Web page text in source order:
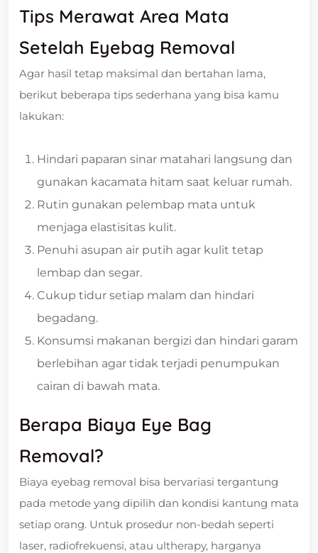
Tips Merawat Area Mata
Setelah Eyebag Removal
Agar hasil tetap maksimal dan bertahan lama,
berikut beberapa tips sederhana yang bisa kamu
lakukan:
Hindari paparan sinar matahari langsung dan
gunakan kacamata hitam saat keluar rumah.
Rutin gunakan pelembap mata untuk
menjaga elastisitas kulit.
Penuhi asupan air putih agar kulit tetap
lembap dan segar.
Cukup tidur setiap malam dan hindari
begadang.
Konsumsi makanan bergizi dan hindari garam
berlebihan agar tidak terjadi penumpukan
cairan di bawah mata.
Berapa Biaya Eye Bag
Removal?
Biaya eyebag removal bisa bervariasi tergantung
pada metode yang dipilih dan kondisi kantung mata
setiap orang. Untuk prosedur non-bedah seperti
laser, radiofrekuensi, atau ultherapy, harganya